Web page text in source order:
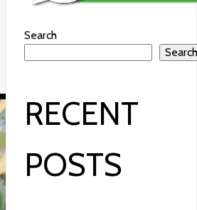
Search
RECENT
POSTS